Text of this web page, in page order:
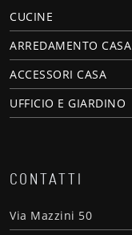
CUCINE
ARREDAMENTO CASA
ACCESSORI CASA
UFFICIO E GIARDINO
CONTATTI
Via Mazzini 50